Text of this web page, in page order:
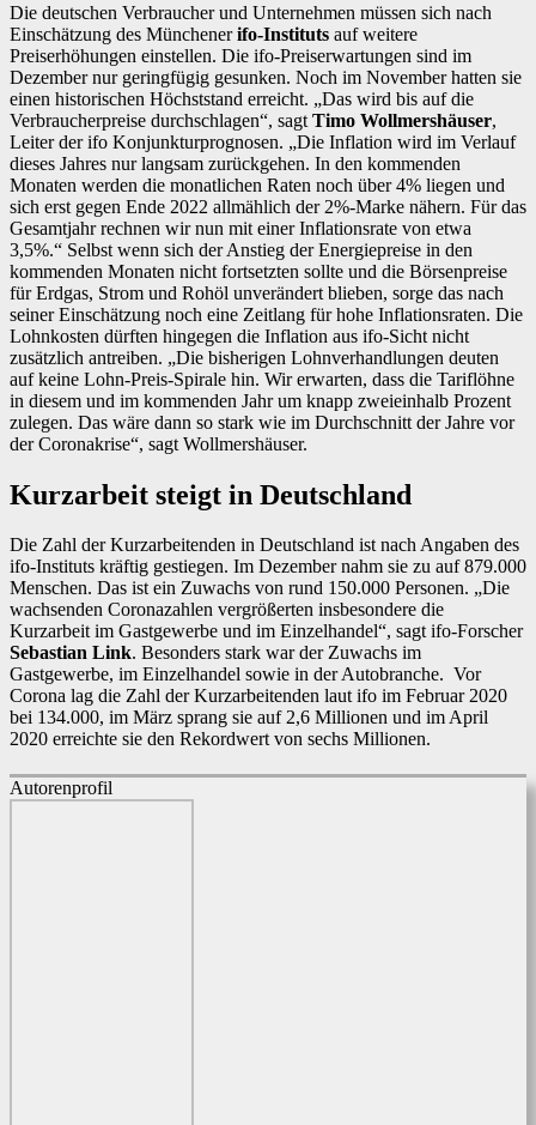
Die deutschen Verbraucher und Unternehmen müssen sich nach
Einschätzung des Münchenerifo-Instituts auf weitere
Preiserhöhungen einstellen. Die ifo-Preiserwartungen sind im
Dezember nur geringfügig gesunken. Noch im November hatten sie
einen historischen Höchststand erreicht. „Das wird bis auf die
Verbraucherpreise durchschlagen“, sagt Timo Wollmershäuser,
Leiter der ifo Konjunkturprognosen. „Die Inflation wird im Verlauf
dieses Jahres nur langsam zurückgehen. In den kommenden
Monaten werden die monatlichen Raten noch über 4% liegen und
sich erst gegen Ende 2022 allmählich der 2%-Marke nähern. Für das
Gesamtjahr rechnen wir nun mit einer Inflationsrate von etwa
3,5%.“ Selbst wenn sich der Anstieg der Energiepreise in den
kommenden Monaten nicht fortsetzten sollte und die Börsenpreise
für Erdgas, Strom und Rohöl unverändert blieben, sorge das nach
seiner Einschätzung noch eine Zeitlang für hohe Inflationsraten. Die
Lohnkosten dürften hingegen die Inflation aus ifo-Sicht nicht
zusätzlich antreiben. „Die bisherigen Lohnverhandlungen deuten
auf keine Lohn-Preis-Spirale hin. Wir erwarten, dass die Tariflöhne
in diesem und im kommenden Jahr um knapp zweieinhalb Prozent
zulegen. Das wäre dann so stark wie im Durchschnitt der Jahre vor
der Coronakrise“, sagt Wollmershäuser.
Kurzarbeit steigt in Deutschland
Die Zahl der Kurzarbeitenden in Deutschland ist nach Angaben des
ifo-Instituts kräftig gestiegen. Im Dezember nahm sie zu auf 879.000
Menschen. Das ist ein Zuwachs von rund 150.000 Personen. „Die
wachsenden Coronazahlen vergrößerten insbesondere die
Kurzarbeit im Gastgewerbe und im Einzelhandel“, sagt ifo-Forscher
Sebastian Link. Besonders stark war der Zuwachs im
Gastgewerbe, im Einzelhandel sowie in der Autobranche. Vor
Corona lag die Zahl der Kurzarbeitenden laut ifo im Februar 2020
bei 134.000, im März sprang sie auf 2,6 Millionen und im April
2020 erreichte sie den Rekordwert von sechs Millionen.
Autorenprofil